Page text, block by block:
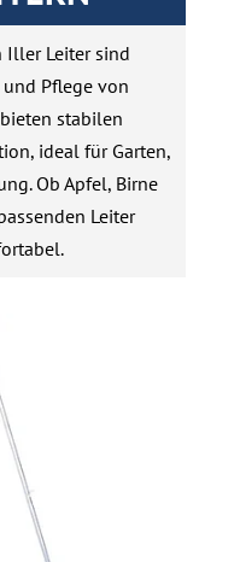
Iller Leiter sind
Pflege von
stabilen
ideal für Garten,
Ob Apfel, Birne
Leiter